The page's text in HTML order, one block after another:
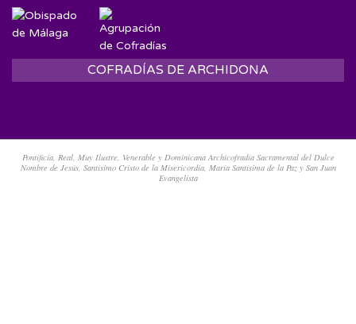
COFRADÍAS DE ARCHIDONA
Pontificia, Real, Muy Ilustre, Venerable y Dominicana Archicofradía Sacramental del Dulce
Nombre de Jesús, Santísimo Cristo de la Misericordia, María Santísima de la Paz y San Juan
Evangelista